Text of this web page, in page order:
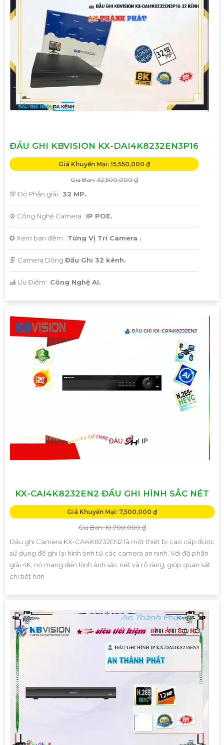
ĐẦU GHI KBVISION KX-DAI4K8232EN3P16
Giá Khuyến Mại: 15,550,000 ₫
Giá Bán: 32,500,000 ₫
💯 Độ Phân giải : 32 MP.
⚙ Công Nghệ Camera : IP POE.
✪ Xem ban đêm : Từng Vị Trí Camera .
🗜️ Camera Dòng Đầu Ghi 32 kênh.
️🛃 Ưu Điểm : Công Nghệ AI.
KX-CAI4K8232EN2 ĐẦU GHI HÌNH SẮC NÉT
Giá Khuyến Mại: 7,500,000 ₫
Giá Bán: 10,700,000 ₫
Đầu ghi Camera KX-CAi4K8232EN2 là một thiết bị cao cấp được
sử dụng để ghi lại hình ảnh từ các camera an ninh. Với độ phân
giải 4K, nó mang đến hình ảnh sắc nét và rõ ràng, giúp quan sát
chi tiết hơn